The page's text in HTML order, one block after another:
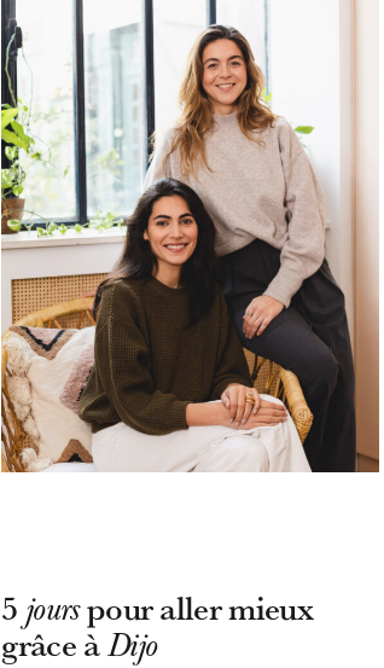
5 jourspour aller mieux
grâce àDijo